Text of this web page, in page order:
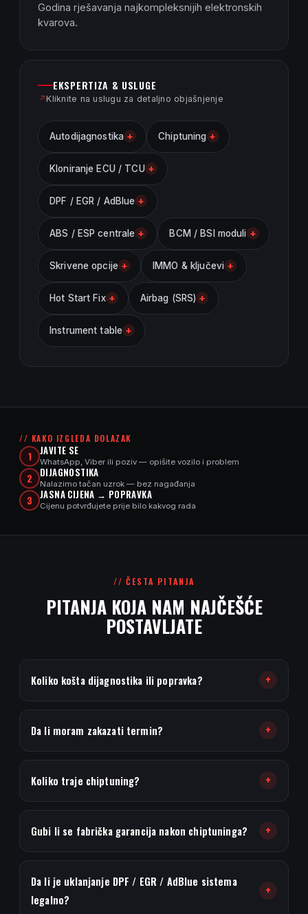
Godina rješavanja najkompleksnijih elektronskih
kvarova.
EKSPERTIZA & USLUGE
↗Kliknite na uslugu za detaljno objašnjenje
Autodijagnostika + Chiptuning +
Kloniranje ECU / TCU +
DPF / EGR / AdBlue +
ABS / ESP centrale + BCM / BSI moduli +
Skrivene opcije + IMMO & ključevi +
Hot Start Fix + Airbag (SRS) +
Instrument table +
m
e
// KAKO IZGLEDA DOLAZAK
1 JAVITE SE
WhatsApp, Viber ili poziv — opišite vozilo i problem
2 DIJAGNOSTIKA
Nalazimo tačan uzrok — bez nagađanja
3 JASNA CIJENA → POPRAVKA
Cijenu potvrđujete prije bilo kakvog rada
// ČESTA PITANJA
PITANJA KOJA NAM NAJČEŠĆE
POSTAVLJATE
Koliko košta dijagnostika ili popravka? +
Da li moram zakazati termin? +
Koliko traje chiptuning? +
Gubi li se fabrička garancija nakon chiptuninga? +
Da li je uklanjanje DPF / EGR / AdBlue sistema
legalno?
+